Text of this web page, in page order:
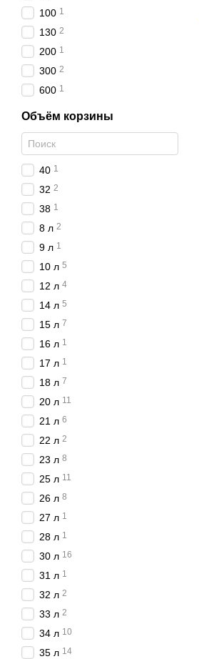
100 1
130 2
200 1
300 2
600 1
Объём корзины
40 1
32 2
38 1
8 л 2
9 л 1
10 л 5
12 л 4
14 л 5
15 л 7
16 л 1
17 л 1
18 л 7
20 л 11
21 л 6
22 л 2
23 л 8
25 л 11
26 л 8
27 л 1
28 л 1
30 л 16
31 л 1
32 л 2
33 л 2
34 л 10
35 л 14